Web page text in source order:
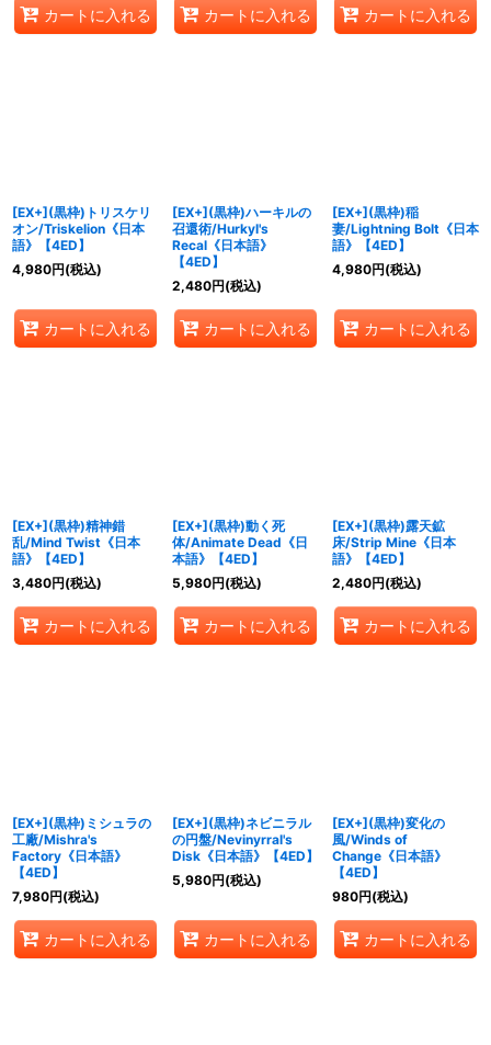
カートに入れる カートに入れる カートに入れる
[EX+](黒枠)トリスケリ
オン/Triskelion《日本
語》【4ED】
4,980円(税込)
カートに入れる
[EX+](黒枠)ハーキルの
召還術/Hurkyl's
Recal《日本語》
【4ED】
2,480円(税込)
カートに入れる
[EX+](黒枠)稲
妻/Lightning Bolt《日本
語》【4ED】
4,980円(税込)
カートに入れる
[EX+](黒枠)精神錯
乱/Mind Twist《日本
語》【4ED】
3,480円(税込)
カートに入れる
[EX+](黒枠)動く死
体/Animate Dead《日
本語》【4ED】
5,980円(税込)
カートに入れる
[EX+](黒枠)露天鉱
床/Strip Mine《日本
語》【4ED】
2,480円(税込)
カートに入れる
[EX+](黒枠)ミシュラの
工廠/Mishra's
Factory《日本語》
【4ED】
7,980円(税込)
カートに入れる
[EX+](黒枠)ネビニラル
の円盤/Nevinyrral's
Disk《日本語》【4ED】
5,980円(税込)
カートに入れる
[EX+](黒枠)変化の
風/Winds of
Change《日本語》
【4ED】
980円(税込)
カートに入れる